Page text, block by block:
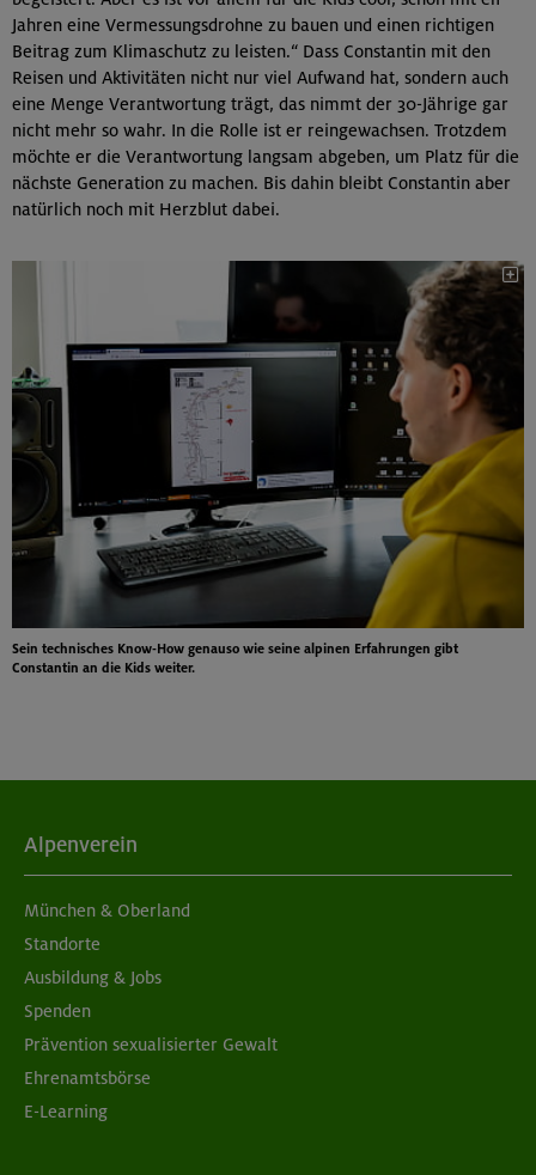
Jahren eine Vermessungsdrohne zu bauen und einen richtigen
Beitrag zum Klimaschutz zu leisten.“ Dass Constantin mit den
Reisen und Aktivitäten nicht nur viel Aufwand hat, sondern auch
eine Menge Verantwortung trägt, das nimmt der 30-Jährige gar
nicht mehr so wahr. In die Rolle ist er reingewachsen. Trotzdem
möchte er die Verantwortung langsam abgeben, um Platz für die
nächste Generation zu machen. Bis dahin bleibt Constantin aber
natürlich noch mit Herzblut dabei.
Sein technisches Know-How genauso wie seine alpinen Erfahrungen gibt
Constantin an die Kids weiter.
Alpenverein
München & Oberland
Standorte
Ausbildung & Jobs
Spenden
Prävention sexualisierter Gewalt
Ehrenamtsbörse
E-Learning